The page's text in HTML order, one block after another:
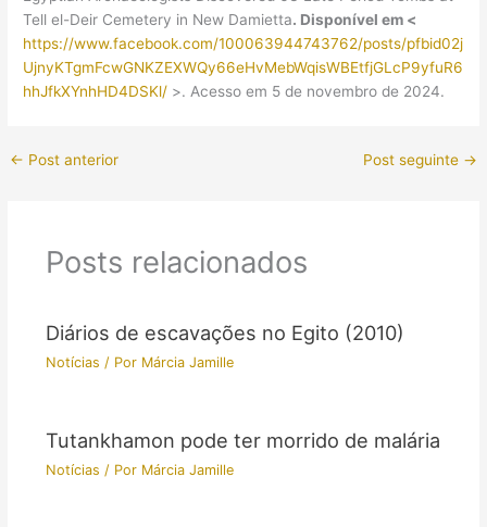
Tell el-Deir Cemetery in New Damietta. Disponível em <
https://www.facebook.com/100063944743762/posts/pfbid02j
UjnyKTgmFcwGNKZEXWQy66eHvMebWqisWBEtfjGLcP9yfuR6
hhJfkXYnhHD4DSKl/ >. Acesso em 5 de novembro de 2024.
← Post anterior Post seguinte →
Posts relacionados
Diários de escavações no Egito (2010)
Notícias / Por Márcia Jamille
Tutankhamon pode ter morrido de malária
Notícias / Por Márcia Jamille